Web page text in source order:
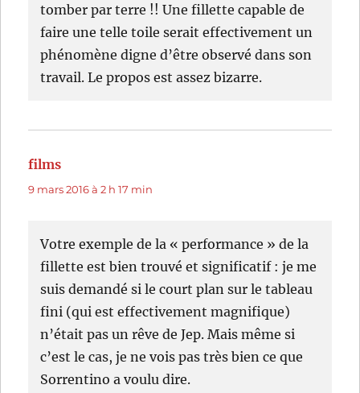
tomber par terre !! Une fillette capable de
faire une telle toile serait effectivement un
phénomène digne d’être observé dans son
travail. Le propos est assez bizarre.
films
9 mars 2016 à 2 h 17 min
Votre exemple de la « performance » de la
fillette est bien trouvé et significatif : je me
suis demandé si le court plan sur le tableau
fini (qui est effectivement magnifique)
n’était pas un rêve de Jep. Mais même si
c’est le cas, je ne vois pas très bien ce que
Sorrentino a voulu dire.